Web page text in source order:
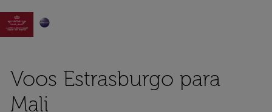

Voos Estrasburgo para
Mali